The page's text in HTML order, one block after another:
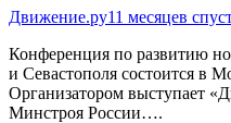
Движение.ру11 месяцев
Конференция по развитию
и Севастополя состоится в
Организатором выступает
Минстроя России….